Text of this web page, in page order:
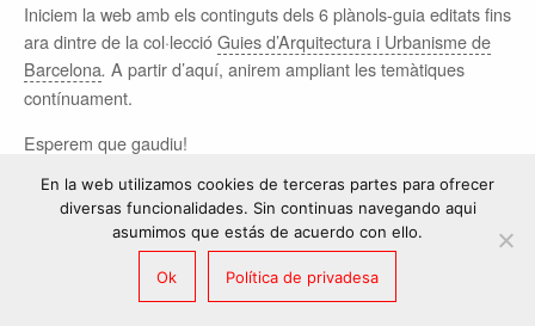
Iniciem la web amb els continguts dels 6 plànols-guia editats fins
ara dintre de la col·leccióGuies d’Arquitectura i Urbanisme de
Barcelona. A partir d’aquí, anirem ampliant les temàtiques
contínuament.
Esperem que gaudiu!
En la web utilizamos cookies de terceras partes para ofrecer
diversas funcionalidades. Sin continuas navegando aqui
asumimos que estás de acuerdo con ello.
Ok Política de privadesa